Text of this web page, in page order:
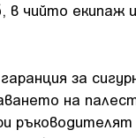
в чийто екипаж
за
на
ръководителят